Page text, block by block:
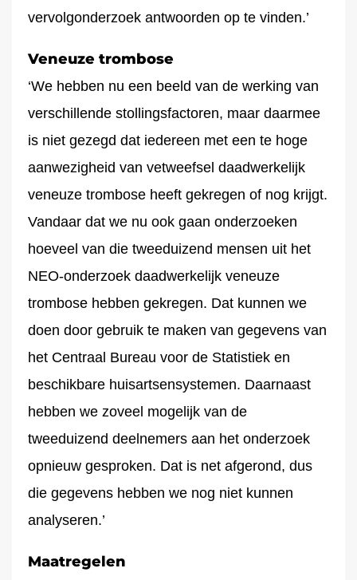
vervolgonderzoek antwoorden op te vinden.’
Veneuze trombose
‘We hebben nu een beeld van de werking van
verschillende stollingsfactoren, maar daarmee
is niet gezegd dat iedereen met een te hoge
aanwezigheid van vetweefsel daadwerkelijk
veneuze trombose heeft gekregen of nog krijgt.
Vandaar dat we nu ook gaan onderzoeken
hoeveel van die tweeduizend mensen uit het
NEO-onderzoek daadwerkelijk veneuze
trombose hebben gekregen. Dat kunnen we
doen door gebruik te maken van gegevens van
het Centraal Bureau voor de Statistiek en
beschikbare huisartsensystemen. Daarnaast
hebben we zoveel mogelijk van de
tweeduizend deelnemers aan het onderzoek
opnieuw gesproken. Dat is net afgerond, dus
die gegevens hebben we nog niet kunnen
analyseren.’
Maatregelen